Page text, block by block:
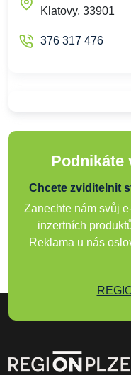
Klatovy, 33901
376 317 476
Podnikáte
Chcete zviditelnit
Zanechte nám svůj
inzertních
Reklama u nás